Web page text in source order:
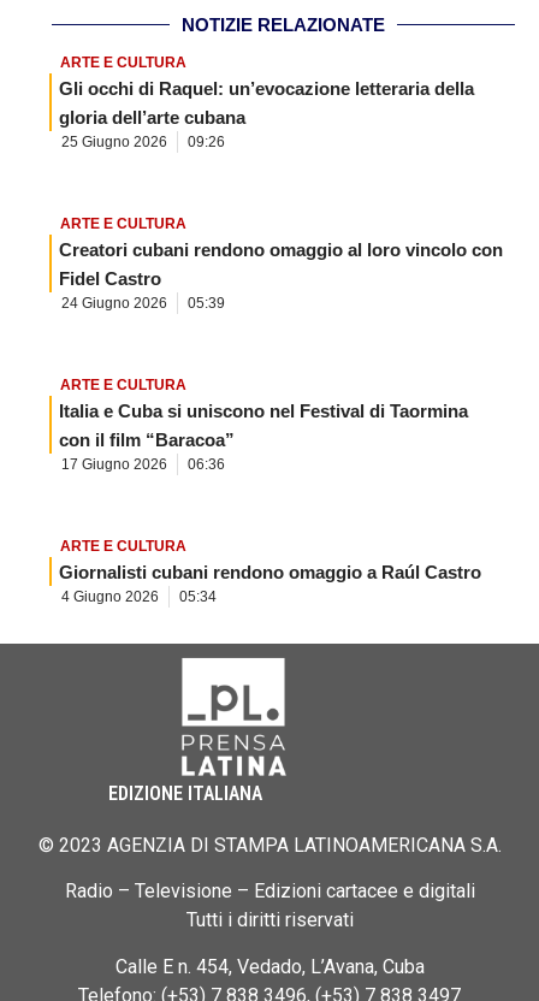
NOTIZIE RELAZIONATE
ARTE E CULTURA
Gli occhi di Raquel: un’evocazione letteraria della
gloria dell’arte cubana
25 Giugno 2026 09:26
ARTE E CULTURA
Creatori cubani rendono omaggio al loro vincolo con
Fidel Castro
24 Giugno 2026 05:39
ARTE E CULTURA
Italia e Cuba si uniscono nel Festival di Taormina
con il film “Baracoa”
17 Giugno 2026 06:36
ARTE E CULTURA
Giornalisti cubani rendono omaggio a Raúl Castro
4 Giugno 2026 05:34
EDIZIONE ITALIANA
© 2023 AGENZIA DI STAMPA LATINOAMERICANA S.A.
Radio – Televisione – Edizioni cartacee e digitali
Tutti i diritti riservati
Calle E n. 454, Vedado, L’Avana, Cuba
Telefono: (+53) 7 838 3496, (+53) 7 838 3497